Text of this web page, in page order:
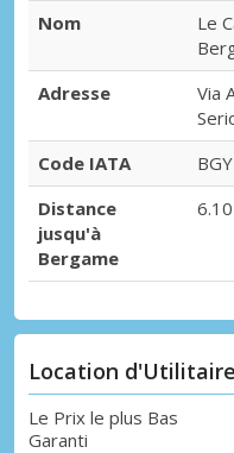
Nom
Le
Adresse
Via
Code IATA
BGY
Distance
jusqu'à
Bergame
Location
Le Prix le plus Bas
Garanti